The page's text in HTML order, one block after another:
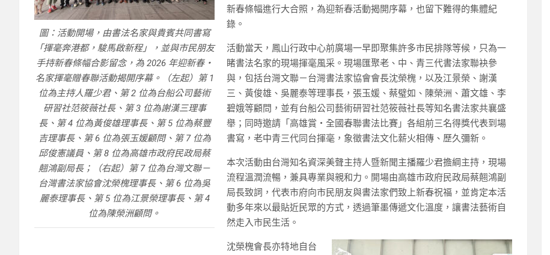
圖：活動開場，由書法名家與貴賓共同書寫
「揮毫奔港都，駿馬啟新程」，並與市民朋友
手持新春條幅合影留念，為 2026 年迎新春・
名家揮毫贈春聯活動揭開序幕。（左起）第 1
位為主持人羅少君、第 2 位為台船公司藝術
研習社范筱薇社長、第 3 位為謝漢三理事
長、第 4 位為黃俊雄理事長、第 5 位為蔡豐
吉理事長、第 6 位為張玉媛顧問、第 7 位為
邱俊憲議員、第 8 位為高雄市政府民政局蔡
翹鴻副局長；（右起）第 7 位為台灣文聯－
台灣書法家協會沈榮槐理事長、第 6 位為吳
麗泰理事長、第 5 位為江景榮理事長、第 4
位為陳榮洲顧問。
新春條幅進行大合照，為迎新春活動揭開序幕，也留下難得的集體紀
錄。
活動當天，鳳山行政中心前廣場一早即聚集許多市民排隊等候，只為一
睹書法名家的現場揮毫風采。現場匯聚老、中、青三代書法家聯袂參
與，包括台灣文聯－台灣書法家協會會長沈榮槐，以及江景榮、謝漢
三、黃俊雄、吳麗泰等理事長，張玉媛、蔡璧如、陳榮洲、蕭文雄、李
碧娥等顧問，並有台船公司藝術研習社范筱薇社長等知名書法家共襄盛
舉；同時邀請「高雄賞‧全國春聯書法比賽」各組前三名得獎代表到場
書寫，老中青三代同台揮毫，象徵書法文化薪火相傳、歷久彌新。
本次活動由台灣知名資深美聲主持人暨新聞主播羅少君擔綱主持，現場
流程溫潤流暢，兼具專業與親和力。開場由高雄市政府民政局蔡翹鴻副
局長致詞，代表市府向市民朋友與書法家們致上新春祝福，並肯定本活
動多年來以最貼近民眾的方式，透過筆墨傳遞文化溫度，讓書法藝術自
然走入市民生活。
沈榮槐會長亦特地自台